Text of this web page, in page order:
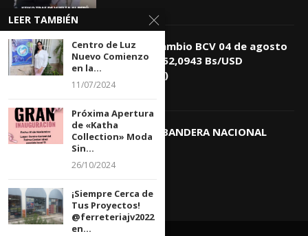
Tasa de Cambio BCV 04 de agosto
de 2026: 752,0943 Bs/USD
(+0,4418%)
04/08/2026
DIA DE LA BANDERA NACIONAL
LEER TAMBIÉN
Centro de Luz
Nuevo Comienzo
en la...
11/07/2024
Próxima Apertura
de «Katha
Collection» Moda
Sin...
26/10/2024
¡Siempre Cerca de
Tus Proyectos!
@ferreteriajv2022
en...